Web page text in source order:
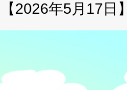
2026年5月17日】